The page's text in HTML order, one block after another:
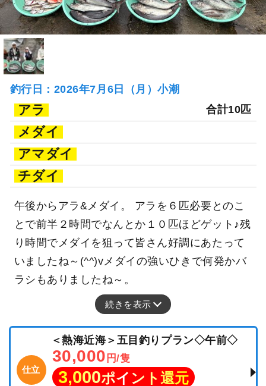
釣行日：2026年7月6日（月）小潮
アラ 合計10匹
メダイ
アマダイ
チダイ
午後からアラ&メダイ。 アラを６匹必要とのこ
とで前半２時間でなんとか１０匹ほどゲット♪残
り時間でメダイを狙って皆さん好調にあたって
いましたね～(^^)vメダイの強いひきで何発かバ
ラシもありましたね～。
続きを表示
仕立
＜熱海近海＞五目釣りプラン◇午前◇
30,000 円/隻
3,000ポイント還元